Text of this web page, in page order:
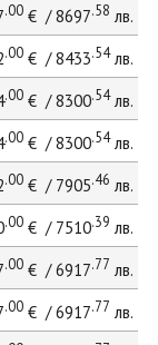
.00€ / 8697.58 лв.
.00€ / 8433.54лв.
.00€ / 8300.54лв.
.00€ / 8300.54лв.
.00€ / 7905.46 лв.
.00€ / 7510.39 лв.
.00€ / 6917.77 лв.
.00€ / 6917.77 лв.